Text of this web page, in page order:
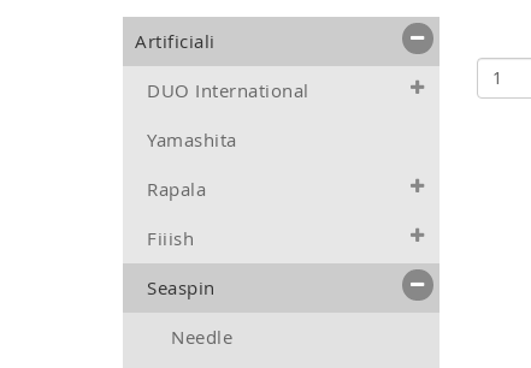
Artificiali
DUO International
Yamashita
Rapala
Fiiish
Seaspin
Needle